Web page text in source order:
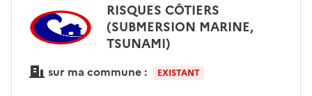
RISQUES CÔTIERS
(SUBMERSION MARINE,
TSUNAMI)
sur ma commune : EXISTANT